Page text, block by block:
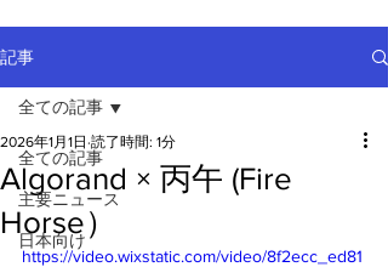
記事
全ての記事
主要ニュース
日本向け
全ての記事
Algorand × 丙午 (Fire
Horse）
2026年1月1日 読了時間: 1分
https://video.wixstatic.com/video/8f2ecc_ed81